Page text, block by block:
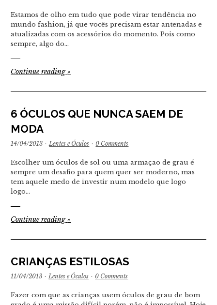
Estamos de olho em tudo que pode virar tendência no
mundo fashion, já que vocês precisam estar antenadas e
atualizadas com os acessórios do momento. Pois como
sempre, algo do…
Continue reading»
6 ÓCULOS QUE NUNCA SAEM DE
MODA
14/04/2013 · Lentes e Óculos · 0 Comments
Escolher um óculos de sol ou uma armação de grau é
sempre um desafio para quem quer ser moderno, mas
tem aquele medo de investir num modelo que logo
logo…
Continue reading»
CRIANÇAS ESTILOSAS
11/04/2013 · Lentes e Óculos · 0 Comments
Fazer com que as crianças usem óculos de grau de bom